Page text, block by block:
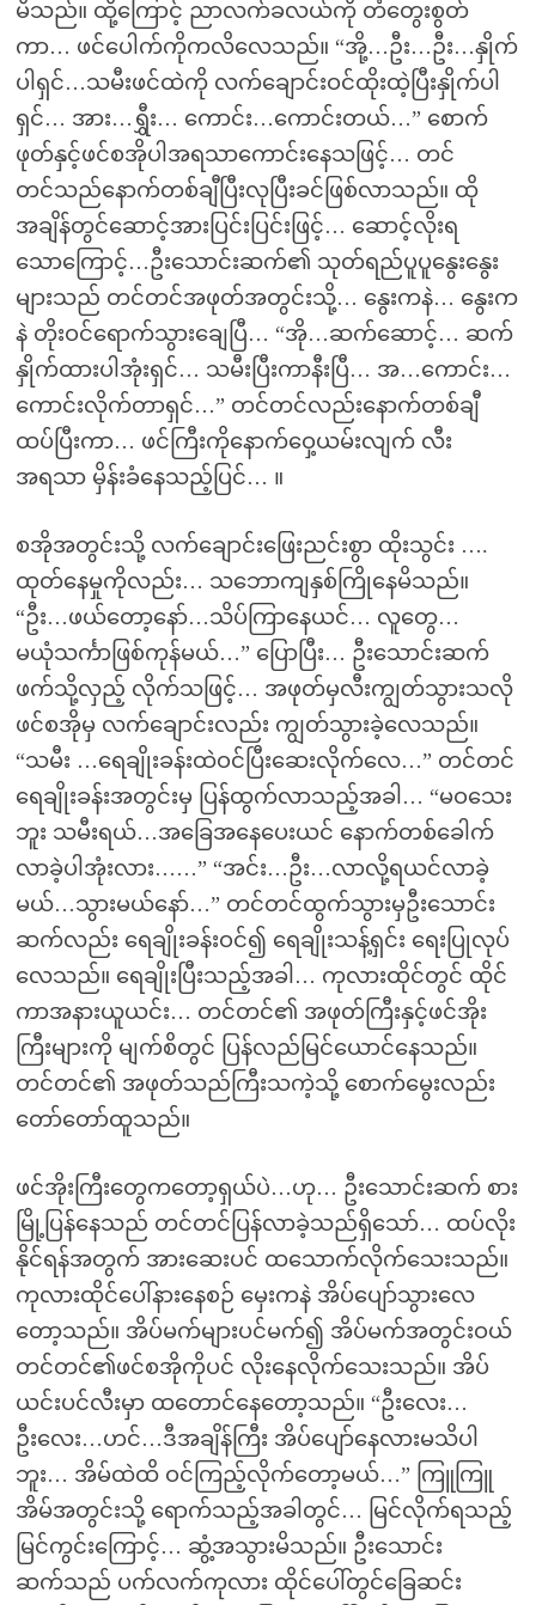
မိသည်။ ထို့ကြောင့် ညာလက်ခလယ်ကို တံတွေးစွတ်
ကာ… ဖင်ပေါက်ကိုကလိလေသည်။ “အို့…ဦး…ဦး…နှိုက်
ပါရှင်…သမီးဖင်ထဲကို လက်ချောင်းဝင်ထိုးထဲ့ပြီးနှိုက်ပါ
ရှင်… အား…ရွှီး… ကောင်း…ကောင်းတယ်…” စောက်
ဖုတ်နှင့်ဖင်စအိုပါအရသာကောင်းနေသဖြင့်… တင်
တင်သည်နောက်တစ်ချီပြီးလုပြီးခင်ဖြစ်လာသည်။ ထို
အချိန်တွင်ဆောင့်အားပြင်းပြင်းဖြင့်… ဆောင့်လိုးရ
သောကြောင့်…ဦးသောင်းဆက်၏ သုတ်ရည်ပူပူနွေးနွေး
များသည် တင်တင်အဖုတ်အတွင်းသို့… နွေးကနဲ… နွေးက
နဲ တိုးဝင်ရောက်သွားချေပြီ… “အို…ဆက်ဆောင့်… ဆက်
နှိုက်ထားပါအုံးရှင်… သမီးပြီးကာနီးပြီ… အ…ကောင်း…
ကောင်းလိုက်တာရှင်…” တင်တင်လည်းနောက်တစ်ချီ
ထပ်ပြီးကာ… ဖင်ကြီးကိုနောက်ဝှေ့ယမ်းလျက် လီး
အရသာ မှိန်းခံနေသည့်ပြင်… ။
စအိုအတွင်းသို့ လက်ချောင်းဖြေးညင်းစွာ ထိုးသွင်း ….
ထုတ်နေမှုကိုလည်း… သဘောကျနှစ်ကြိုနေမိသည်။
“ဦး…ဖယ်တော့နော်…သိပ်ကြာနေယင်… လူတွေ…
မယုံသင်္ကာဖြစ်ကုန်မယ်…” ပြောပြီး… ဦးသောင်းဆက်
ဖက်သို့လှည့် လိုက်သဖြင့်… အဖုတ်မှလီးကျွတ်သွားသလို
ဖင်စအိုမှ လက်ချောင်းလည်း ကျွတ်သွားခဲ့လေသည်။
“သမီး …ရေချိုးခန်းထဲဝင်ပြီးဆေးလိုက်လေ…” တင်တင်
ရေချိုးခန်းအတွင်းမှ ပြန်ထွက်လာသည့်အခါ… “မဝသေး
ဘူး သမီးရယ်…အခြေအနေပေးယင် နောက်တစ်ခေါက်
လာခဲ့ပါအုံးလား……” “အင်း…ဦး…လာလို့ရယင်လာခဲ့
မယ်…သွားမယ်နော်…” တင်တင်ထွက်သွားမှဦးသောင်း
ဆက်လည်း ရေချိုးခန်းဝင်၍ ရေချိုးသန့်ရှင်း ရေးပြုလုပ်
လေသည်။ ရေချိုးပြီးသည့်အခါ… ကုလားထိုင်တွင် ထိုင်
ကာအနားယူယင်း… တင်တင်၏ အဖုတ်ကြီးနှင့်ဖင်အိုး
ကြီးများကို မျက်စိတွင် ပြန်လည်မြင်ယောင်နေသည်။
တင်တင်၏ အဖုတ်သည်ကြီးသကဲ့သို့ စောက်မွေးလည်း
တော်တော်ထူသည်။
ဖင်အိုးကြီးတွေကတော့ရှယ်ပဲ…ဟု… ဦးသောင်းဆက် စား
မြို့ပြန်နေသည် တင်တင်ပြန်လာခဲ့သည်ရှိသော်… ထပ်လိုး
နိုင်ရန်အတွက် အားဆေးပင် ထသောက်လိုက်သေးသည်။
ကုလားထိုင်ပေါ်နားနေစဉ် မှေးကနဲ အိပ်ပျော်သွားလေ
တော့သည်။ အိပ်မက်များပင်မက်၍ အိပ်မက်အတွင်းဝယ်
တင်တင်၏ဖင်စအိုကိုပင် လိုးနေလိုက်သေးသည်။ အိပ်
ယင်းပင်လီးမှာ ထတောင်နေတော့သည်။ “ဦးလေး…
ဦးလေး…ဟင်…ဒီအချိန်ကြီး အိပ်ပျော်နေလားမသိပါ
ဘူး… အိမ်ထဲထိ ဝင်ကြည့်လိုက်တော့မယ်…” ကြူကြူ
အိမ်အတွင်းသို့ ရောက်သည့်အခါတွင်… မြင်လိုက်ရသည့်
မြင်ကွင်းကြောင့်… ဆွံ့အသွားမိသည်။ ဦးသောင်း
ဆက်သည် ပက်လက်ကုလား ထိုင်ပေါ်တွင်ခြေဆင်း